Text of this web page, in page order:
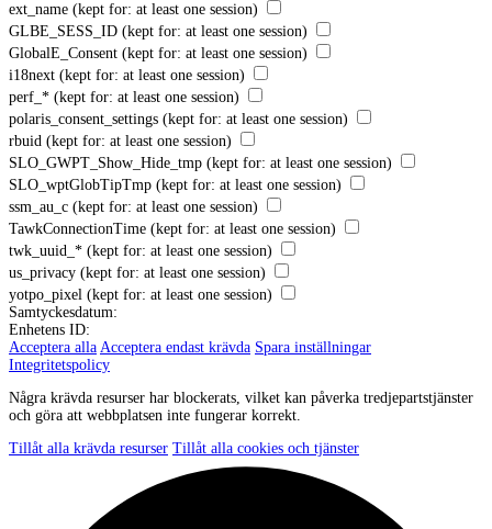
ext_name (kept for: at least one session)
GLBE_SESS_ID (kept for: at least one session)
GlobalE_Consent (kept for: at least one session)
i18next (kept for: at least one session)
perf_* (kept for: at least one session)
polaris_consent_settings (kept for: at least one session)
rbuid (kept for: at least one session)
SLO_GWPT_Show_Hide_tmp (kept for: at least one session)
SLO_wptGlobTipTmp (kept for: at least one session)
ssm_au_c (kept for: at least one session)
TawkConnectionTime (kept for: at least one session)
twk_uuid_* (kept for: at least one session)
us_privacy (kept for: at least one session)
yotpo_pixel (kept for: at least one session)
Samtyckesdatum:
Enhetens ID:
Acceptera alla Acceptera endast krävda Spara inställningar
Integritetspolicy
Några krävda resurser har blockerats, vilket kan påverka tredjepartstjänster
och göra att webbplatsen inte fungerar korrekt.
Tillåt alla krävda resurser Tillåt alla cookies och tjänster